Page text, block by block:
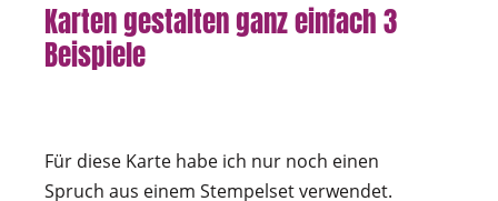
Karten gestalten ganz einfach 3
Beispiele
Für diese Karte habe ich nur noch einen
Spruch aus einem Stempelset verwendet.